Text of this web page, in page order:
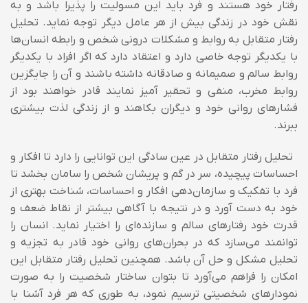
رفتار خود هستند و فرد باید این مسولیت را پذیرا باشد و به
نقش خود در زندگی بیش از هر عامل دیگر توجه نماید. تحلیل
رفتار متقابل به روابط و مشکلات درونی شخص و رابطه انسان‌ها
با یکدیگر توجه خاصی دارد و اعتقاد دارد که اگر افراد با یکدیگر
روابط سالم و صمیمانه و صادقانه داشته باشند و آن را جایگزین
روابط مخرب، منفی و تحقیر آمیز نمایند قادر خواهند بود از
فشارهای روانی خود و دیگران بکاهند و از زندگی لذت بیشتری
ببرند.
تحلیل رفتار متقابل در عین سادگی این توانایی را دارد تا افکار و
احساسات پیچیده، سر در گم و پریشان شخص را سامان بخشد تا
فرد با تفکیک و سازمان‌دهی افکار و احساسات، شناخت بهتری از
خود به دست آورد و در نتیجه با آگاهی بیشتر از نقاط ضعف و
قدرت خود رفتارهای سالم و سازنده‌ای را اختیار نماید. انسان را
توانمند می‌سازد که در بحران‌های روانی خود قادر به تجزیه و
تحلیل مشکل و حل آن باشد. همچنین تحلیل رفتار متقابل این
امکان را فراهم می‌آورد تا بتوان ساختار شخصیت را به صورت
نمودار‌های شخصیتی ترسیم نمود، به طوری که هر فرد آشنا با